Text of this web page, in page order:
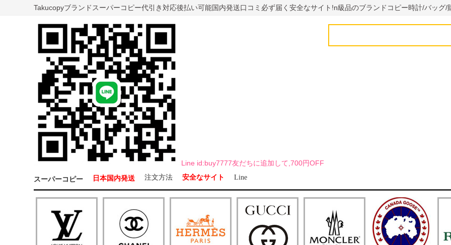
Takucopyブランドスーパーコピー代引き対応後払い可能国内発送口コミ必ず届く安全なサイト!n級品のブランドコピー時計/バッ
Line id:buy7777友だちに追加して,700円OFF
スーパーコピー 日本国内発送 注文方法 安全なサイト Line